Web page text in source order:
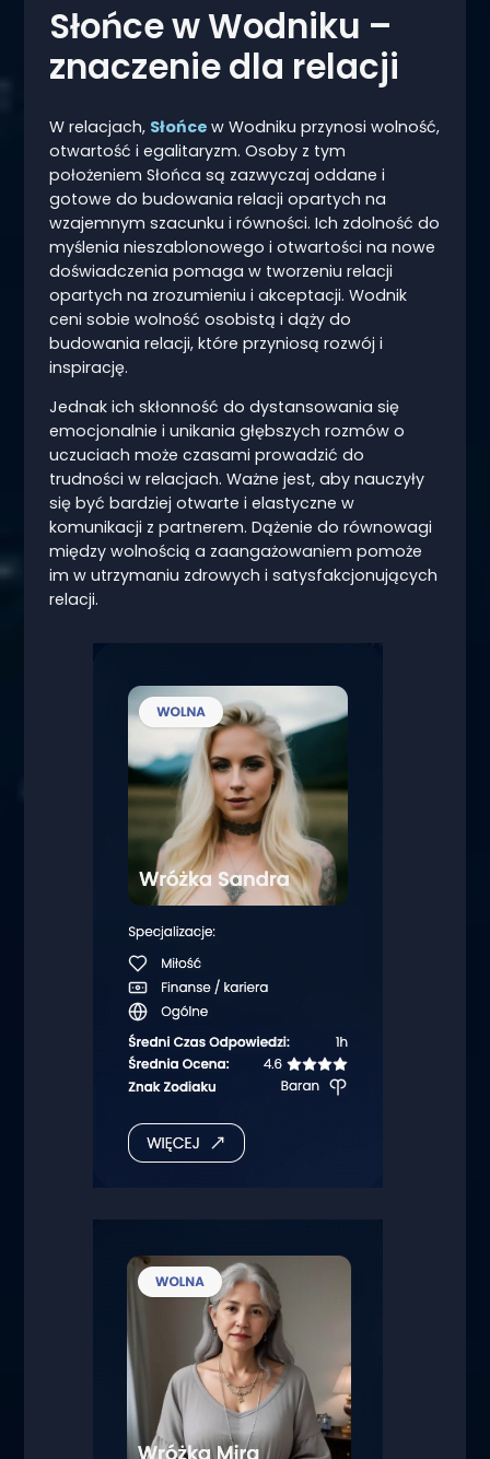
Słońce w Wodniku –
znaczenie dla relacji
W relacjach, Słońce w Wodniku przynosi wolność,
otwartość i egalitaryzm. Osoby z tym
położeniem Słońca są zazwyczaj oddane i
gotowe do budowania relacji opartych na
wzajemnym szacunku i równości. Ich zdolność do
myślenia nieszablonowego i otwartości na nowe
doświadczenia pomaga w tworzeniu relacji
opartych na zrozumieniu i akceptacji. Wodnik
ceni sobie wolność osobistą i dąży do
budowania relacji, które przyniosą rozwój i
inspirację.
Jednak ich skłonność do dystansowania się
emocjonalnie i unikania głębszych rozmów o
uczuciach może czasami prowadzić do
trudności w relacjach. Ważne jest, aby nauczyły
się być bardziej otwarte i elastyczne w
komunikacji z partnerem. Dążenie do równowagi
między wolnością a zaangażowaniem pomoże
im w utrzymaniu zdrowych i satysfakcjonujących
relacji.